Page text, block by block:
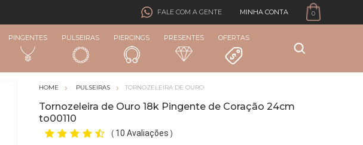
FALE COM A GENTE MINHA CONTA 0
PINGENTES PULSEIRAS PIERCINGS PRESENTES OFERTAS
PULSEIRAS TORNOZELEIRA DE OURO
Tornozeleira de Ouro 18k Pingente de Coração 24cm
to00110
( 10 Avaliações )